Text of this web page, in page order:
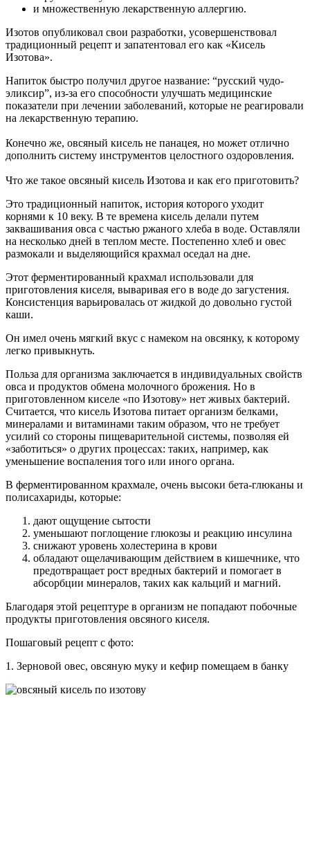
и множественную лекарственную аллергию.
Изотов опубликовал свои разработки, усовершенствовал
традиционный рецепт и запатентовал его как «Кисель
Изотова».
Напиток быстро получил другое название: “русский чудо-
эликсир”, из-за его способности улучшать медицинские
показатели при лечении заболеваний, которые не реагировали
на лекарственную терапию.
Конечно же, овсяный кисель не панацея, но может отлично
дополнить систему инструментов целостного оздоровления.
Что же такое овсяный кисель Изотова и как его приготовить?
Это традиционный напиток, история которого уходит
корнями к 10 веку. В те времена кисель делали путем
заквашивания овса с частью ржаного хлеба в воде. Оставляли
на несколько дней в теплом месте. Постепенно хлеб и овес
размокали и выделяющийся крахмал оседал на дне.
Этот ферментированный крахмал использовали для
приготовления киселя, вываривая его в воде до загустения.
Консистенция варьировалась от жидкой до довольно густой
каши.
Он имел очень мягкий вкус с намеком на овсянку, к которому
легко привыкнуть.
Польза для организма заключается в индивидуальных свойств
овса и продуктов обмена молочного брожения. Но в
приготовленном киселе «по Изотову» нет живых бактерий.
Считается, что кисель Изотова питает организм белками,
минералами и витаминами таким образом, что не требует
усилий со стороны пищеварительной системы, позволяя ей
«заботиться» о других процессах: таких, например, как
уменьшение воспаления того или иного органа.
В ферментированном крахмале, очень высоки бета-глюканы и
полисахариды, которые:
дают ощущение сытости
уменьшают поглощение глюкозы и реакцию инсулина
снижают уровень холестерина в крови
обладают ощелачивающим действием в кишечнике, что
предотвращает рост вредных бактерий и помогает в
абсорбции минералов, таких как кальций и магний.
Благодаря этой рецептуре в организм не попадают побочные
продукты приготовления овсяного киселя.
Пошаговый рецепт с фото:
1. Зерновой овес, овсяную муку и кефир помещаем в банку